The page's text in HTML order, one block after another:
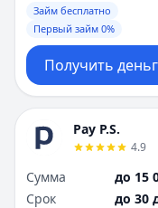
Займ бесплатно
Первый займ 0%
Получить
Pay P.S.
4.9
Сумма
до 15
Срок
до 30